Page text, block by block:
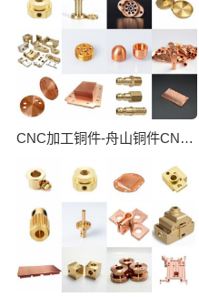
CNC加工铜件-舟山铜件CNC批量加工